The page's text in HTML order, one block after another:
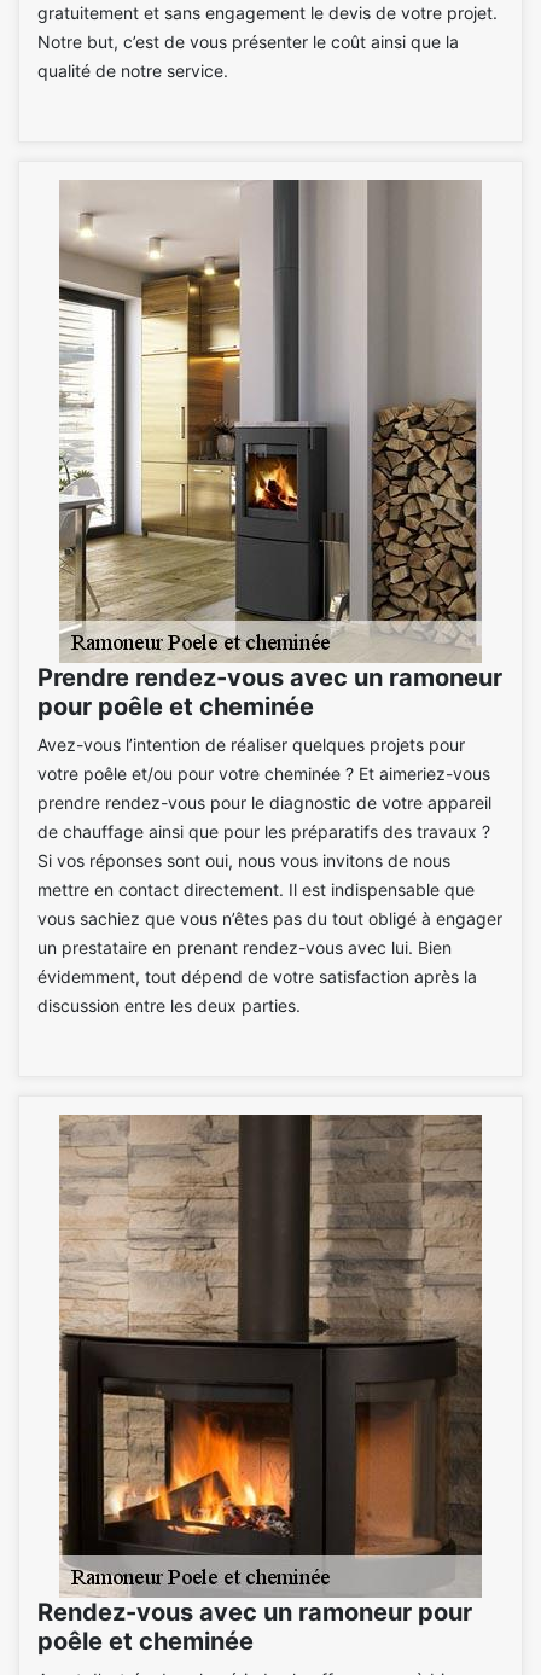
gratuitement et sans engagement le devis de votre projet.
Notre but, c’est de vous présenter le coût ainsi que la
qualité de notre service.
Prendre rendez-vous avec un ramoneur
pour poêle et cheminée
Avez-vous l’intention de réaliser quelques projets pour
votre poêle et/ou pour votre cheminée ? Et aimeriez-vous
prendre rendez-vous pour le diagnostic de votre appareil
de chauffage ainsi que pour les préparatifs des travaux ?
Si vos réponses sont oui, nous vous invitons de nous
mettre en contact directement. Il est indispensable que
vous sachiez que vous n’êtes pas du tout obligé à engager
un prestataire en prenant rendez-vous avec lui. Bien
évidemment, tout dépend de votre satisfaction après la
discussion entre les deux parties.
Rendez-vous avec un ramoneur pour
poêle et cheminée